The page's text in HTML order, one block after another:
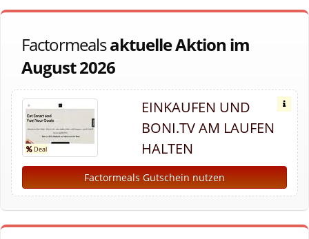
Factormealsaktuelle Aktion im
August 2026
EINKAUFEN UND
BONI.TV AM LAUFEN
HALTEN
Factormeals Gutschein nutzen